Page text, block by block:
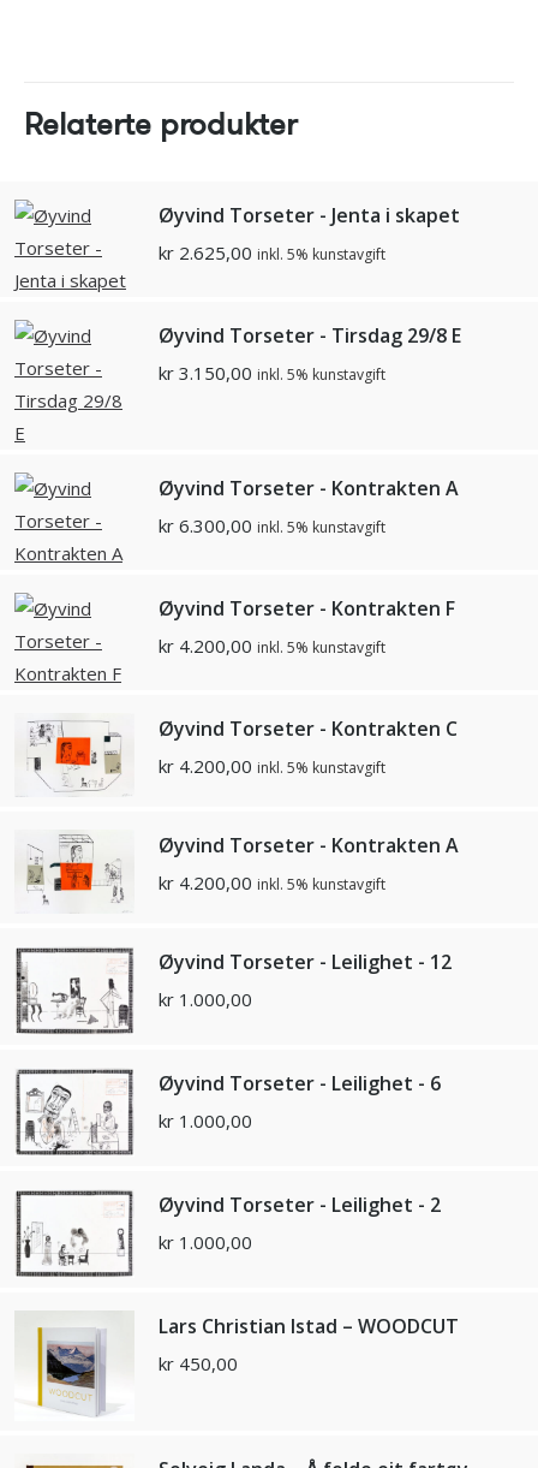
Relaterte produkter
Øyvind Torseter - Jenta i skapet
kr 2.625,00 inkl. 5% kunstavgift
Øyvind Torseter - Tirsdag 29/8 E
kr 3.150,00 inkl. 5% kunstavgift
Øyvind Torseter - Kontrakten A
kr 6.300,00 inkl. 5% kunstavgift
Øyvind Torseter - Kontrakten F
kr 4.200,00 inkl. 5% kunstavgift
Øyvind Torseter - Kontrakten C
kr 4.200,00 inkl. 5% kunstavgift
Øyvind Torseter - Kontrakten A
kr 4.200,00 inkl. 5% kunstavgift
Øyvind Torseter - Leilighet - 12
kr 1.000,00
Øyvind Torseter - Leilighet - 6
kr 1.000,00
Øyvind Torseter - Leilighet - 2
kr 1.000,00
Lars Christian Istad – WOODCUT
kr 450,00